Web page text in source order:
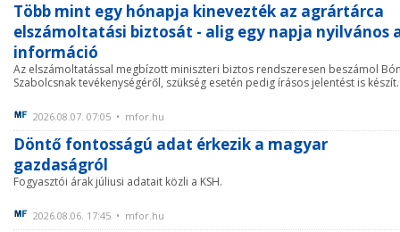
Több mint egy hónapja kinevezték az agrártárca
elszámoltatási biztosát - alig egy napja nyilvános
információ
Az elszámoltatással megbízott miniszteri biztos rendszeresen beszámol
Szabolcsnak tevékenységéről, szükség esetén pedig írásos jelentést is készít.
2026.08.07. 07:05 • mfor.hu
Döntő fontosságú adat érkezik a magyar
gazdaságról
Fogyasztói árak júliusi adatait közli a KSH.
2026.08.06. 17:45 • mfor.hu